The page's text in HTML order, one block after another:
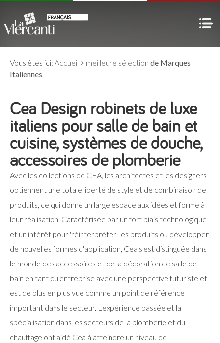
Vous êtes ici: Accueil > meilleure sélection de Marques
Italiennes
Cea Design robinets de luxe
italiens pour salle de bain et
cuisine, systèmes de douche,
accessoires de plomberie
Avec les collections de CEA, les architectes et les designers
obtiennent une totale liberté de style et de combinaison de
produits, ce qui donne un large espace aux idées et forme à
leur réalisation. Caractérisée par un fort biais technologique
et un intérêt pour 'réinterpréter' les produits ou développer
de nouvelles formes d'application, Cea s'est distinguée dans
le monde des accessoires et de la décoration de salle de
bain en tant qu'entreprise avec une perspective futuriste et
est de plus en plus vue comme un point de référence
important dans le secteur. L'expérience passée et la
spécialisation dans les secteurs de la plomberie et du
chauffage ont aidé Cea à atteindre un niveau de